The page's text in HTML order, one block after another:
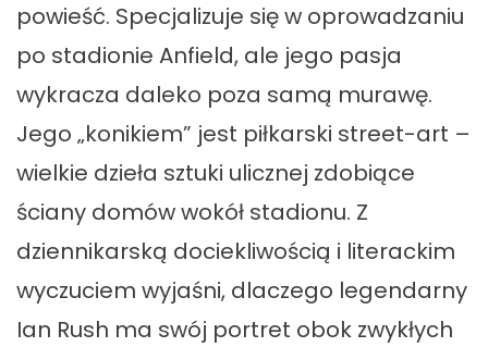
powieść. Specjalizuje się w oprowadzaniu
po stadionie Anfield, ale jego pasja
wykracza daleko poza samą murawę.
Jego „konikiem” jest piłkarski street-art –
wielkie dzieła sztuki ulicznej zdobiące
ściany domów wokół stadionu. Z
dziennikarską dociekliwością i literackim
wyczuciem wyjaśni, dlaczego legendarny
Ian Rush ma swój portret obok zwykłych